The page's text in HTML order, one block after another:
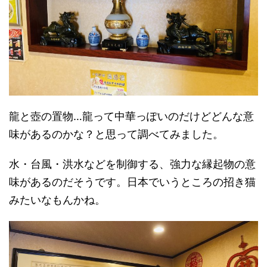
龍と壺の置物…龍って中華っぽいのだけどどんな意
味があるのかな？と思って調べてみました。
水・台風・洪水などを制御する、強力な縁起物の意
味があるのだそうです。日本でいうところの招き猫
みたいなもんかね。